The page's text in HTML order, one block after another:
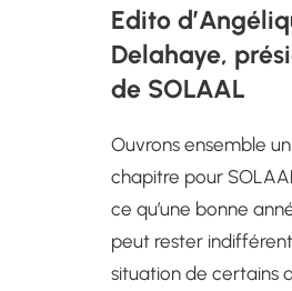
Edito
Delahaye,
de SOLAAL
Ouvrons ensemble
chapitre pour
ce qu’une bonne
peut rester
situation de certains